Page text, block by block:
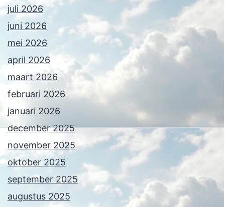
juli 2026
juni 2026
mei 2026
april 2026
maart 2026
februari 2026
januari 2026
december 2025
november 2025
oktober 2025
september 2025
augustus 2025